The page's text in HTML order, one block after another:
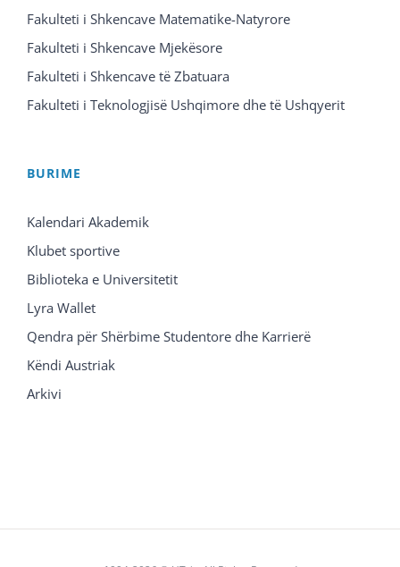
Fakulteti i Shkencave Matematike-Natyrore
Fakulteti i Shkencave Mjekësore
Fakulteti i Shkencave të Zbatuara
Fakulteti i Teknologjisë Ushqimore dhe të Ushqyerit
BURIME
Kalendari Akademik
Klubet sportive
Biblioteka e Universitetit
Lyra Wallet
Qendra për Shërbime Studentore dhe Karrierë
Këndi Austriak
Arkivi